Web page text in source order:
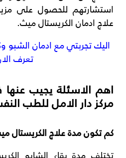
استشارتهم للحصول على
علاج ادمان الكريستال ميث.
اليك تجربتي مع ادمان الشبو
تعرف
اهم الاسئلة يجيب
مركز دار الامل للطب
كم تكون مدة علاج الكريستال